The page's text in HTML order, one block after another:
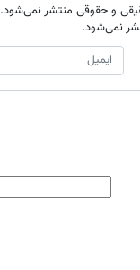
و حقوقی منتشر نمی‌شود.
نمی‌شود.